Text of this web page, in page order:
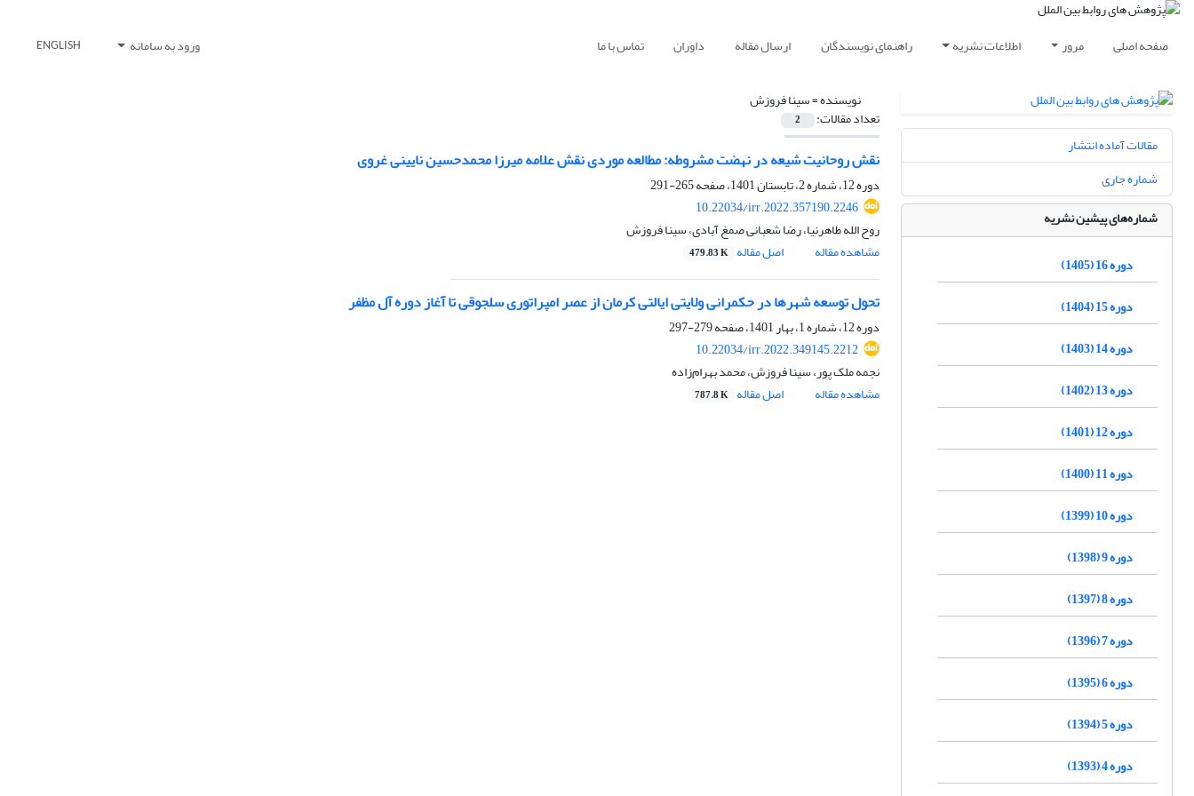
صفحه اصلی مرور اطلاعات نشریه راهنمای نویسندگان ارسال مقاله داوران تماس با ما ورود به سامانه ENGLISH
نویسنده =سینا فروزش
تعداد مقالات: 2
نقش روحانیت شیعه در نهضت مشروطه: مطالعه موردی نقش علامه میرزا محمدحسین نایینی غروی
دوره 12، شماره 2، تابستان 1401، صفحه
265-291
10.22034/irr.2022.357190.2246
روح الله طاهرنیا، رضا شعبانی صمغ آبادی، سینا فروزش
مشاهده مقاله
اصل مقاله 479.83 K
تحول توسعه شهرها در حکمرانی ولایتی ایالتی کرمان از عصر امپراتوری سلجوقی تا آغاز دوره آل مظفر
دوره 12، شماره 1، بهار 1401، صفحه
279-297
10.22034/irr.2022.349145.2212
نجمه ملک پور، سینا فروزش، محمد بهرام‌زاده
مشاهده مقاله
اصل مقاله 787.8 K
مقالات آماده انتشار
شماره جاری
شماره‌های پیشین نشریه
دوره 16 (1405)
دوره 15 (1404)
دوره 14 (1403)
دوره 13 (1402)
دوره 12 (1401)
دوره 11 (1400)
دوره 10 (1399)
دوره 9 (1398)
دوره 8 (1397)
دوره 7 (1396)
دوره 6 (1395)
دوره 5 (1394)
دوره 4 (1393)